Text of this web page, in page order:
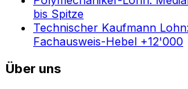
bis Spitze
Technischer Kaufmann
Fachausweis-Hebel +12'000
Über uns